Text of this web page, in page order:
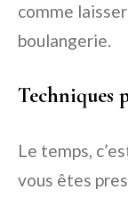
comme
boulangerie.
Techniques
Le temps,
vous êtes